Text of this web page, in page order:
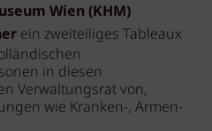
Wien (KHM)
ein zweiteiliges Tableaux
in diesen
Verwaltungsrat von,
wie Kranken-, Armen-